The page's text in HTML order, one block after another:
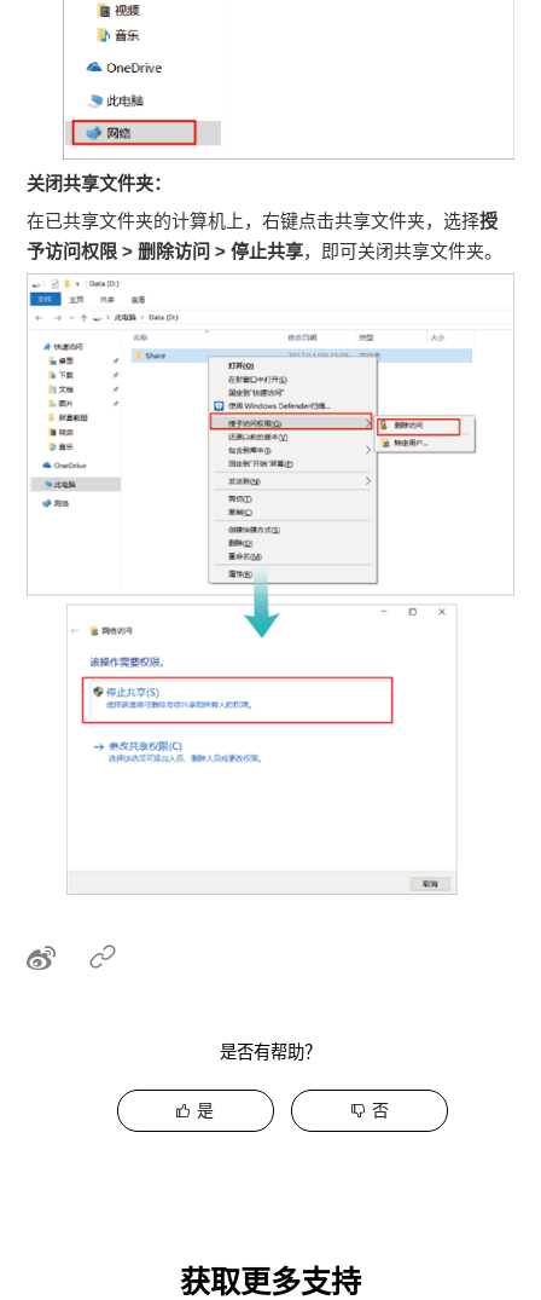
关闭共享文件夹：
在已共享文件夹的计算机上，右键点击共享文件夹，选择授
予访问权限 >删除访问 >停止共享，即可关闭共享文件夹。
是否有帮助？
是 否
获取更多支持